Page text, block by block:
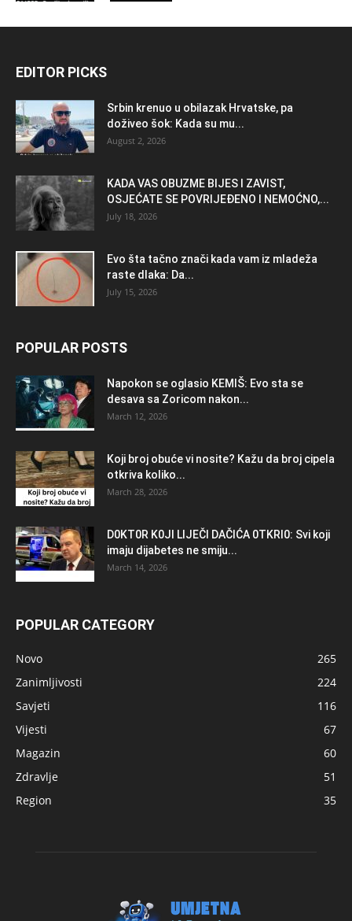
EDITOR PICKS
Srbin krenuo u obilazak Hrvatske, pa
doživeo šok: Kada su mu...
August 2, 2026
KADA VAS OBUZME BIJES I ZAVIST,
OSJEĆATE SE POVRIJEĐENO I NEMOĆNO,...
July 18, 2026
Evo šta tačno znači kada vam iz mladeža
raste dlaka: Da...
July 15, 2026
POPULAR POSTS
Napokon se oglasio KEMlŠ: Evo sta se
desava sa Zoricom nakon...
March 12, 2026
Koji broj obuće vi nosite? Kažu da broj cipela
otkriva koliko...
March 28, 2026
D0KT0R K0Jl LlJEČl DAČlĆA 0TKRl0: Svi koji
imaju dijabetes ne smiju...
March 14, 2026
POPULAR CATEGORY
Novo
265
Zanimljivosti
224
Savjeti
116
Vijesti
67
Magazin
60
Zdravlje
51
Region
35